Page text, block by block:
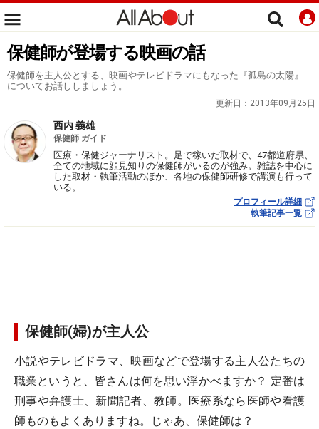
保健師が登場する映画の話
保健師を主人公とする、映画やテレビドラマにもなった『孤島の太陽』
についてお話ししましょう。
更新日： 2013年09月25日
西内 義雄
保健師 ガイド
医療・保健ジャーナリスト。足で稼いだ取材で、47都道府県、
全ての地域に顔見知りの保健師がいるのが強み。雑誌を中心に
した取材・執筆活動のほか、各地の保健師研修で講演も行って
いる。
プロフィール詳細
執筆記事一覧
保健師(婦)が主人公
小説やテレビドラマ、映画などで登場する主人公たちの
職業というと、皆さんは何を思い浮かべますか？ 定番は
刑事や弁護士、新聞記者、教師。医療系なら医師や看護
師ものもよくありますね。じゃあ、保健師は？